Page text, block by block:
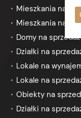
Mieszkania na
Mieszkania na
Domy na
Działki na
Lokale na
Lokale na
Obiekty na
Działki na